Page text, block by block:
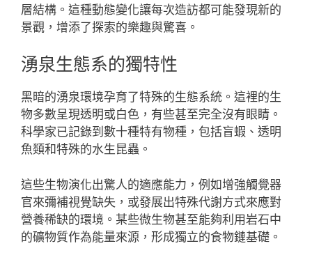
層結構。這種動態變化讓每次造訪都可能發現新的
景觀，增添了探索的樂趣與驚喜。
湧泉生態系的獨特性
黑暗的湧泉環境孕育了特殊的生態系統。這裡的生
物多數呈現透明或白色，有些甚至完全沒有眼睛。
科學家已記錄到數十種特有物種，包括盲蝦、透明
魚類和特殊的水生昆蟲。
這些生物演化出驚人的適應能力，例如增強觸覺器
官來彌補視覺缺失，或發展出特殊代謝方式來應對
營養稀缺的環境。某些微生物甚至能夠利用岩石中
的礦物質作為能量來源，形成獨立的食物鏈基礎。